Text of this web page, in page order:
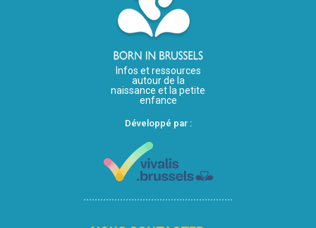
Infos et ressources
autour de la
naissance et la petite
enfance
Développé par :